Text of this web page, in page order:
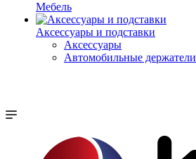
Мебель
Аксессуары и подставки
Аксессуары
Автомобильные держатели